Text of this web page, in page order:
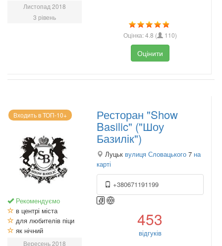
Листопад 2018
3 рівень
Оцінка:4.8 ( 110)
Оцінити
Входить в ТОП-10+
Рекомендуємо
в центрі міста
для любителів піци
як нічний
Вересень 2018
Ресторан "Show
Basilic" ("Шоу
Базилік")
Луцьк вулиця Словацького 7 на
карті
+380671191199
453
відгуків